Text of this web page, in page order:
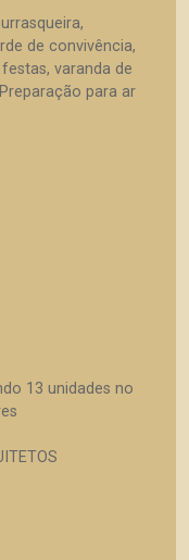
de convivência,
varanda de
para ar
13 unidades no